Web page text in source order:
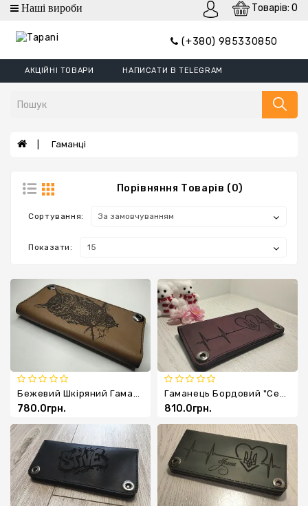
(+380) 985330850
Товарів: 0
Категорії
Гаманці
Гаманці
Затискач
Гаманці
Ремені
Шеврони
Ключниці
АКЦІЙНІ ТОВАРИ НАПИСАТИ В TELEGRAM
Гаманці
Порівняння Товарів (0)
Сортування:
Показати:
780.0грн. 810.0грн.